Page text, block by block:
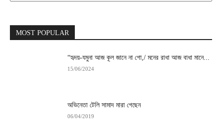
MOST POPULAR
“হৃদয়-যমুনা আজ কূল জানে না গো,/ মনের রাধা আজ বাধা মানে...
15/06/2024
অভিনেতা টেলি সামাদ মারা গেছেন
06/04/2019